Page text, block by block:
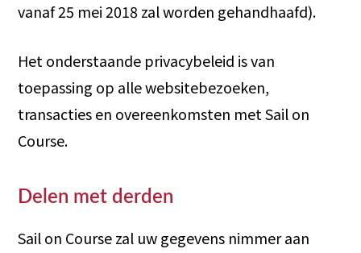
vanaf 25 mei 2018 zal worden gehandhaafd).
Het onderstaande privacybeleid is van
toepassing op alle websitebezoeken,
transacties en overeenkomsten met Sail on
Course.
Delen met derden
Sail on Course zal uw gegevens nimmer aan